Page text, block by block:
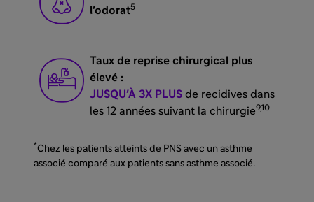
l'odorat5
Taux de reprise chirurgical plus
élevé :
JUSQU'À 3X PLUS de recidives dans
les 12 années suivant la chirurgie9,10
*Chez les patients atteints de PNS avec un asthme
associé comparé aux patients sans asthme associé.